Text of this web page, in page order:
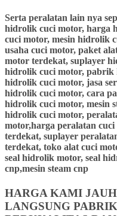
Serta peralatan lain nya
hidrolik cuci motor, harga
cuci motor, mesin hidrolik
usaha cuci motor, paket
motor terdekat, suplayer
hidrolik cuci motor, pabrik
hidrolik cuci motor, jasa
hidrolik cuci motor, cara
hidrolik cuci motor, mesin
hidrolik cuci motor,
motor,harga peralatan
terdekat, suplayer
terdekat, toko alat cuci
seal hidrolik motor, seal
cnp,mesin steam cnp
HARGA KAMI
LANGSUNG